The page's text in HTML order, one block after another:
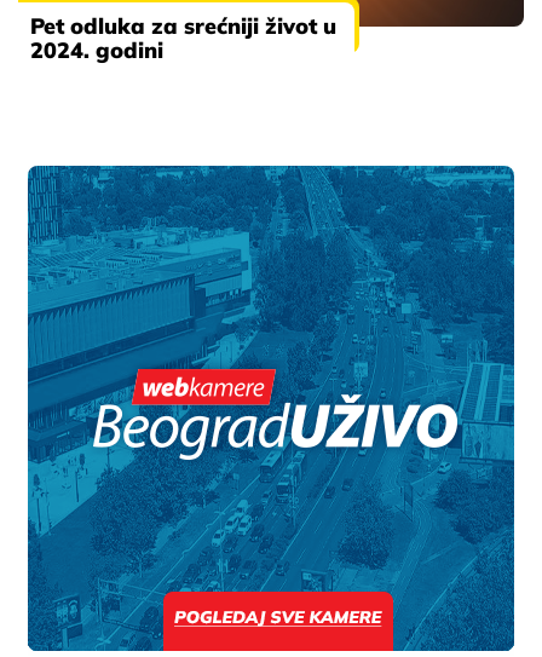
Pet odluka za srećniji život u
2024. godini